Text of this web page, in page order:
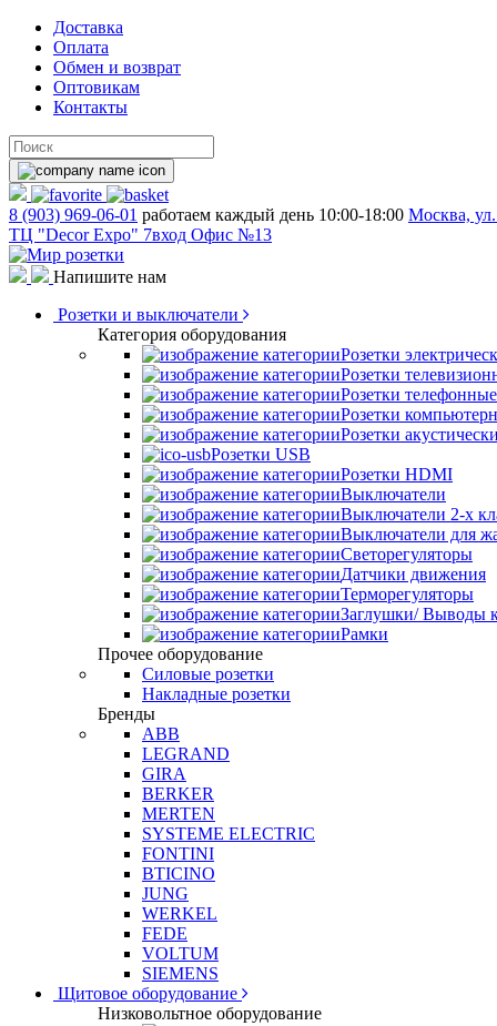
Доставка
Оплата
Обмен и возврат
Оптовикам
Контакты
8 (903) 969-06-01 работаем каждый день 10:00-18:00 Москва,
ТЦ "Decor Expo" 7вход Офис №13
Напишите нам
Розетки и выключатели
Категория оборудования
Розетки
Розетки
Розетки телефонные
Розетки
Розетки
Розетки USB
Розетки HDMI
Выключатели
Выключатели 2-х
Выключатели для
Светорегуляторы
Датчики движения
Терморегуляторы
Заглушки/ Выводы
Рамки
Прочее оборудование
Силовые розетки
Накладные розетки
Бренды
ABB
LEGRAND
GIRA
BERKER
MERTEN
SYSTEME ELECTRIC
FONTINI
BTICINO
JUNG
WERKEL
FEDE
VOLTUM
SIEMENS
Щитовое оборудование
Низковольтное оборудование